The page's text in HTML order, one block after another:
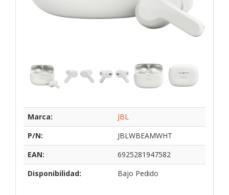
Marca:
JBL
P/N:
JBLWBEAMWHT
EAN:
6925281947582
Disponibilidad:
Bajo Pedido